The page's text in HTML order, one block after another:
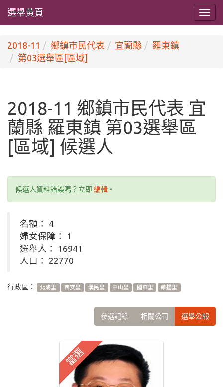
選舉黃頁
2018-11 鄉鎮市民代表 宜蘭縣
羅東鎮
第03選舉區[區域]
2018-11 鄉鎮市民代表 宜
蘭縣 羅東鎮 第03選舉區
[區域] 候選人
候選人資料錯誤嗎？立即 編輯 。
名額： 4
婦女保障： 1
選舉人： 16941
人口： 22770
行政區： 北成里 西安里 漢民里 中山里 國華里 維揚里
參選記錄 相關公司 選舉公報
當選